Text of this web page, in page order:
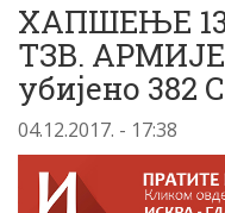
ХАПШЕЊЕ
ТЗВ.
убијено 382
04.12.2017. - 17:38